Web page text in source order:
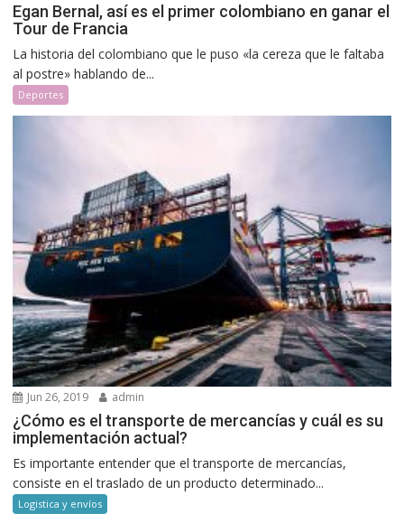
Egan Bernal, así es el primer colombiano en ganar el
Tour de Francia
La historia del colombiano que le puso «la cereza que le faltaba
al postre» hablando de...
Deportes
Jun 26, 2019 admin
¿Cómo es el transporte de mercancías y cuál es su
implementación actual?
Es importante entender que el transporte de mercancías,
consiste en el traslado de un producto determinado...
Logistica y envíos